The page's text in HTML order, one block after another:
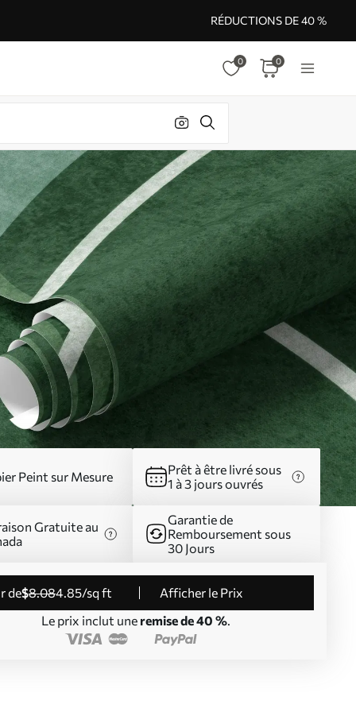
RÉDUCTIONS DE 40 %
0 0
Peint sur Mesure
Prêt à être livré sous
1 à 3 jours ouvrés
Gratuite au
Garantie de
Remboursement sous
30 Jours
de$8.084.85/sq ft
Afficher le Prix
Le prix inclut une remise de 40 %.